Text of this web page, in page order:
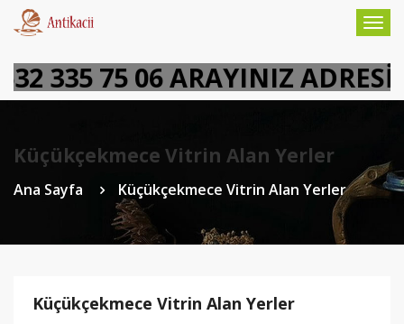
335 75 06 ARAYINIZ
Küçükçekmece Vitrin Alan Yerler
Ana Sayfa Küçükçekmece Vitrin Alan Yerler
Küçükçekmece Vitrin Alan Yerler